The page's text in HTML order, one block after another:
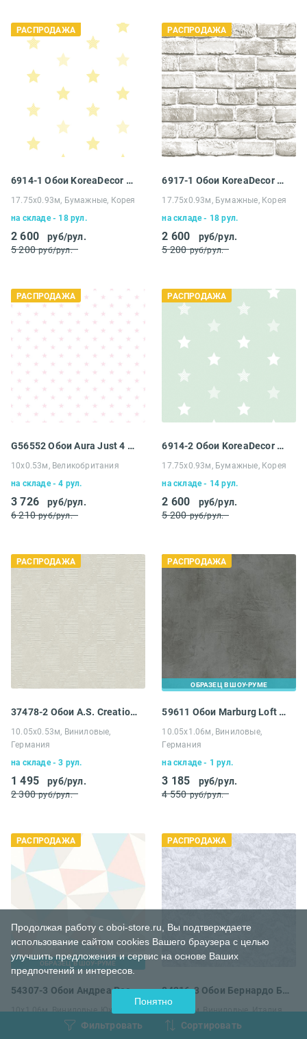
РАСПРОДАЖА
6914-1 Обои KoreaDecor Duplex
17.75х0.93м, Бумажные, Корея
на складе - 18 рул.
2 600
руб/рул.
5 200 руб/рул.
РАСПРОДАЖА
6917-1 Обои KoreaDecor Duplex
17.75х0.93м, Бумажные, Корея
на складе - 18 рул.
2 600
руб/рул.
5 200 руб/рул.
РАСПРОДАЖА
G56552 Обои Aura Just 4 Kids 2
10х0.53м, Великобритания
на складе - 4 рул.
3 726
руб/рул.
6 210 руб/рул.
РАСПРОДАЖА
6914-2 Обои KoreaDecor Duplex
17.75х0.93м, Бумажные, Корея
на складе - 14 рул.
2 600
руб/рул.
5 200 руб/рул.
РАСПРОДАЖА
37478-2 Обои A.S. Creation Распродажа
10.05х0.53м, Виниловые,
Германия
на складе - 3 рул.
1 495
руб/рул.
2 300 руб/рул.
РАСПРОДАЖА
ОБРАЗЕЦ В ШОУ-РУМЕ
59611 Обои Marburg Loft 106
10.05х1.06м, Виниловые,
Германия
на складе - 1 рул.
3 185
руб/рул.
4 550 руб/рул.
РАСПРОДАЖА
ОБРАЗЕЦ В ШОУ-РУМЕ
54307-3 Обои Андреа Росси Арлекин
10х1.06м, Виниловые, Южная
РАСПРОДАЖА
84216-3 Обои Бернардо Барталуччи Карлотта
10х1.06м, Виниловые, Италия
на складе - 1 рул.
Фильтровать Сортировать
Продолжая работу с oboi-store.ru, Вы подтверждаете
использование сайтом cookies Вашего браузера с целью
улучшить предложения и сервис на основе Ваших
предпочтений и интересов.
Понятно